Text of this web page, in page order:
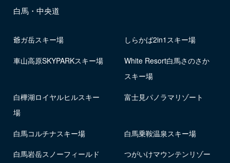
白馬・中央道
爺ガ岳スキー場 しらかば2in1スキー場
車山高原SKYPARKスキー場
White Resort白馬さのさか
スキー場
白樺湖ロイヤルヒルスキー
場
富士見パノラマリゾート
白馬コルチナスキー場 白馬乗鞍温泉スキー場
白馬岩岳スノーフィールド
つがいけマウンテンリゾー